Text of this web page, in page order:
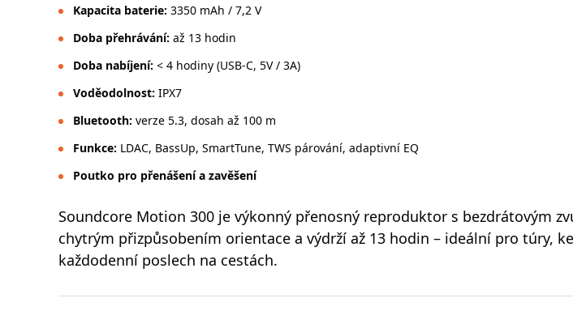
Kapacita baterie: 3350 mAh / 7,2 V
Doba přehrávání: až 13 hodin
Doba nabíjení: < 4 hodiny (USB-C, 5V / 3A)
Voděodolnost: IPX7
Bluetooth: verze 5.3, dosah až 100 m
Funkce: LDAC, BassUp, SmartTune, TWS párování, adaptivní EQ
Poutko pro přenášení a zavěšení
Soundcore Motion 300 je výkonný přenosný reproduktor s bezdrátovým
chytrým přizpůsobením orientace a výdrží až 13 hodin – ideální pro túry,
každodenní poslech na cestách.